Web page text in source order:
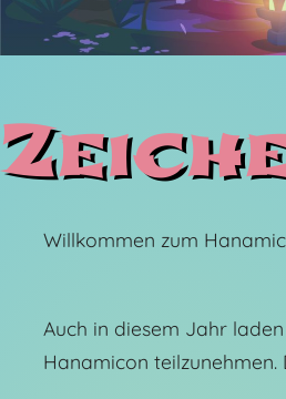
Willkommen zum
Auch in diesem Jahr
Hanamicon teilzunehmen.